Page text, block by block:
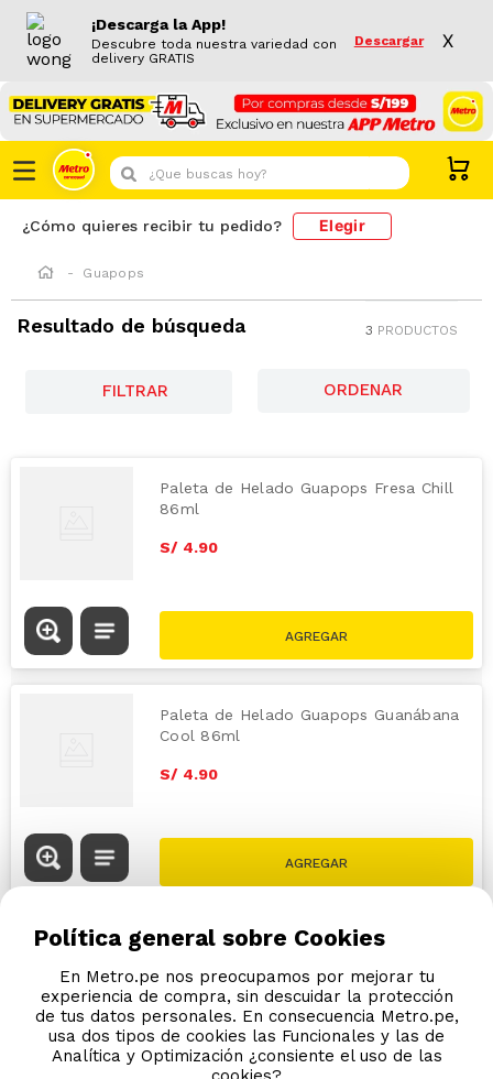
¡Descarga la App!
Descubre toda nuestra variedad con
delivery GRATIS
Descargar X
¿Que buscas hoy?
¿Cómo quieres recibir tu pedido? Elegir
Guapops
Resultado de búsqueda 3 PRODUCTOS
FILTRAR
Paleta de Helado Guapops Fresa Chill
86ml
S/ 4.90
Paleta de Helado Guapops Guanábana
Cool 86ml
S/ 4.90
Política general sobre Cookies
En Metro.pe nos preocupamos por mejorar tu
experiencia de compra, sin descuidar la protección
de tus datos personales. En consecuencia Metro.pe,
usa dos tipos de cookies las Funcionales y las de
Analítica y Optimización ¿consiente el uso de las